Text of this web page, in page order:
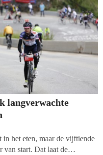
langverwachte
in het eten, maar de vijftiende
van start. Dat laat de